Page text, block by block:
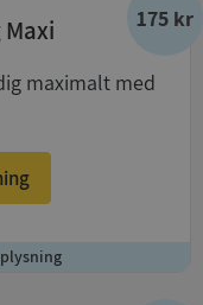
175 kr
maximalt med